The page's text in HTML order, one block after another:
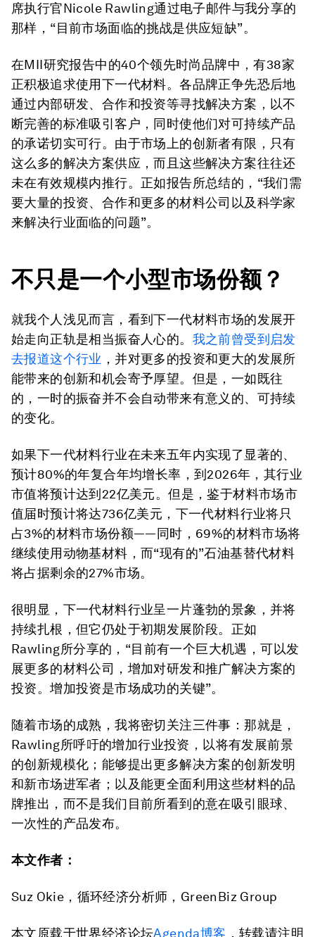
席执行官Nicole Rawling通过电子邮件与我分享的
那样，“目前市场面临的挑战是供应短缺”。
在MII研究报告中的40个领先时尚品牌中，有38家
正积极追求使用下一代材料。各品牌正争先恐后地
通过内部研发、合作和投资等寻找解决方案，以不
断完善的标准吸引客户，同时使他们对可持续产品
的承诺切实可行。由于市场上的创新者有限，只有
这么多的解决方案供应，而且这些解决方案往往还
未在有效规模内推行。正如报告所总结的，“我们需
要大量的投资、合作和更多的材料公司以及科学家
来解决行业面临的问题”。
不只是一个小型市场份额？
就我个人浅见而言，看到下一代材料市场的发展开
始走向正轨是相当振奋人心的。 我之前曾受到启发
去报道这个行业 ，并对更多的投资和更大的发展所
能带来的创新和机会寄予厚望。但是，一如既往
的，一时的振奋并不会自动带来有意义的、可持续
的变化。
如果下一代材料行业在未来五年内实现了显著的、
预计80%的年复合年均增长率，到2026年，其行业
市值将预计达到22亿美元。但是，鉴于材料市场市
值届时预计将达736亿美元，下一代材料行业将只
占3%的材料市场份额——同时，69%的材料市场将
继续使用动物基材料，而“现有的”石油基替代材料
将占据剩余的27%市场。
很明显，下一代材料行业呈一片蓬勃的景象，并将
持续扎根，但它仍处于初期发展阶段。正如
Rawling所分享的，“目前有一个巨大机遇，可以发
展更多的材料公司，增加对研发和推广解决方案的
投资。增加投资是市场成功的关键”。
随着市场的成熟，我将密切关注三件事：那就是，
Rawling所呼吁的增加行业投资，以将有发展前景
的创新规模化；能够提出更多解决方案的创新发明
和新市场进军者；以及能更全面利用这些材料的品
牌推出，而不是我们目前所看到的意在吸引眼球、
一次性的产品发布。
本文作者：
Suz Okie，循环经济分析师，GreenBiz Group
本文原载于世界经济论坛Agenda博客 ，转载请注明